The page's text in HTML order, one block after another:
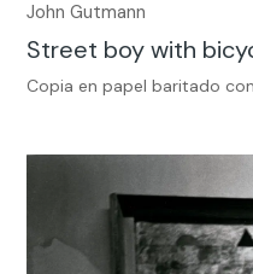
John Gutmann
Street boy with
Copia en papel baritado